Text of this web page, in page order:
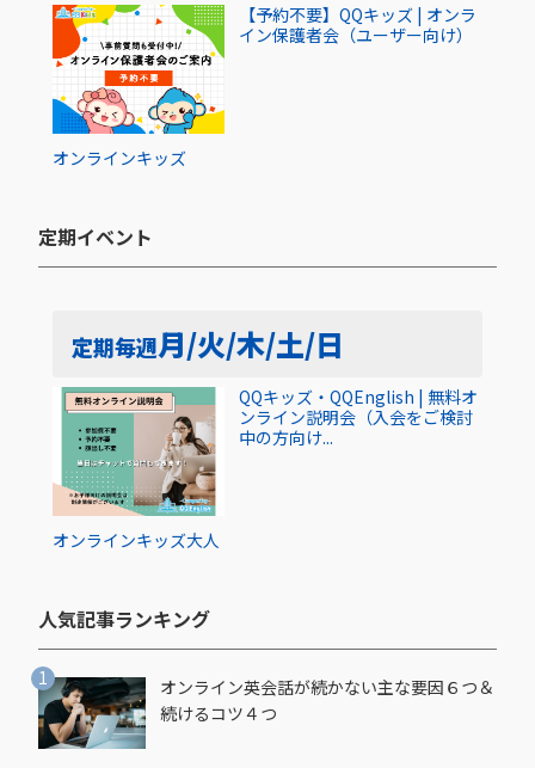
オンラインキッズ
【予約不要】QQキッズ | オンラ
イン保護者会（ユーザー向け）
定期イベント​
定期毎週月/火/木/土/日
オンラインキッズ大人
QQキッズ・QQEnglish | 無料オ
ンライン説明会（入会をご検討
中の方向け...
人気記事ランキング​
オンライン英会話が続かない主な要因６つ＆
続けるコツ４つ